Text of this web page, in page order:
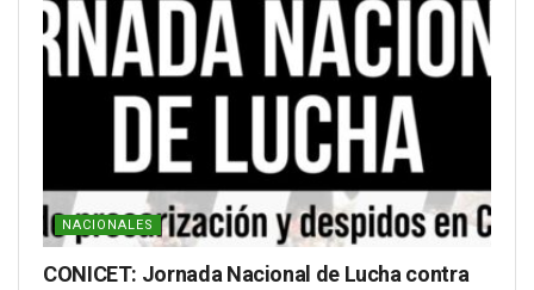
NACIONALES
CONICET: Jornada Nacional de Lucha contra